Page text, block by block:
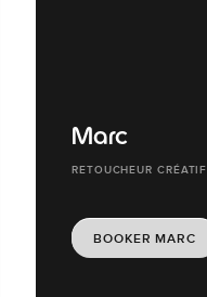
Marc
RETOUCHEUR CRÉATIF
BOOKER MARC